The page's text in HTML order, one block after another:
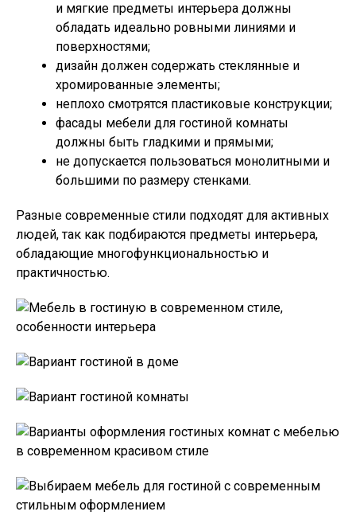
и мягкие предметы интерьера должны
обладать идеально ровными линиями и
поверхностями;
дизайн должен содержать стеклянные и
хромированные элементы;
неплохо смотрятся пластиковые конструкции;
фасады мебели для гостиной комнаты
должны быть гладкими и прямыми;
не допускается пользоваться монолитными и
большими по размеру стенками.
Разные современные стили подходят для активных
людей, так как подбираются предметы интерьера,
обладающие многофункциональностью и
практичностью.